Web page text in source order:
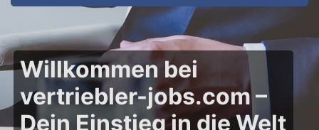
Willkommen bei
vertriebler-jobs.com –
Dein Einstieg in die Welt